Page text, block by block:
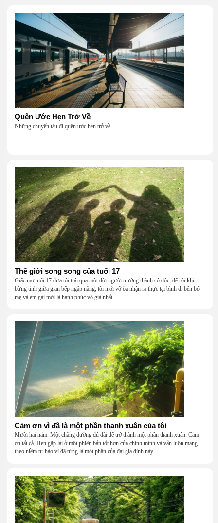
Quên Ước Hẹn Trở Về
Những chuyến tàu đi quên ước hẹn trở về
Thế giới song song của tuổi 17
Giấc mơ tuổi 17 đưa tôi trải qua một đời người trưởng thành cô độc, để rồi khi
bừng tỉnh giữa gian bếp ngập nắng, tôi mới vỡ òa nhận ra thực tại bình dị bên bố
mẹ và em gái mới là hạnh phúc vô giá nhất
Cảm ơn vì đã là một phần thanh xuân của tôi
Mười hai năm. Một chặng đường đủ dài để trở thành một phần thanh xuân. Cảm
ơn tất cả. Hẹn gặp lại ở một phiên bản tốt hơn của chính mình và vẫn luôn mang
theo niềm tự hào vì đã từng là một phần của đại gia đình này